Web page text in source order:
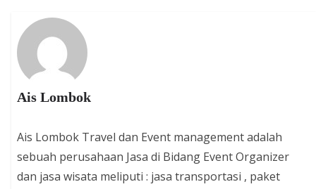
Ais Lombok
Ais Lombok Travel dan Event management adalah
sebuah perusahaan Jasa di Bidang Event Organizer
dan jasa wisata meliputi : jasa transportasi , paket